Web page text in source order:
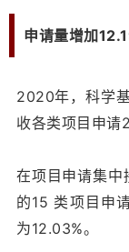
申请量增加
2020年，科学
收各类项目申请
在项目申请集
的15 类项目申
为12.03%。